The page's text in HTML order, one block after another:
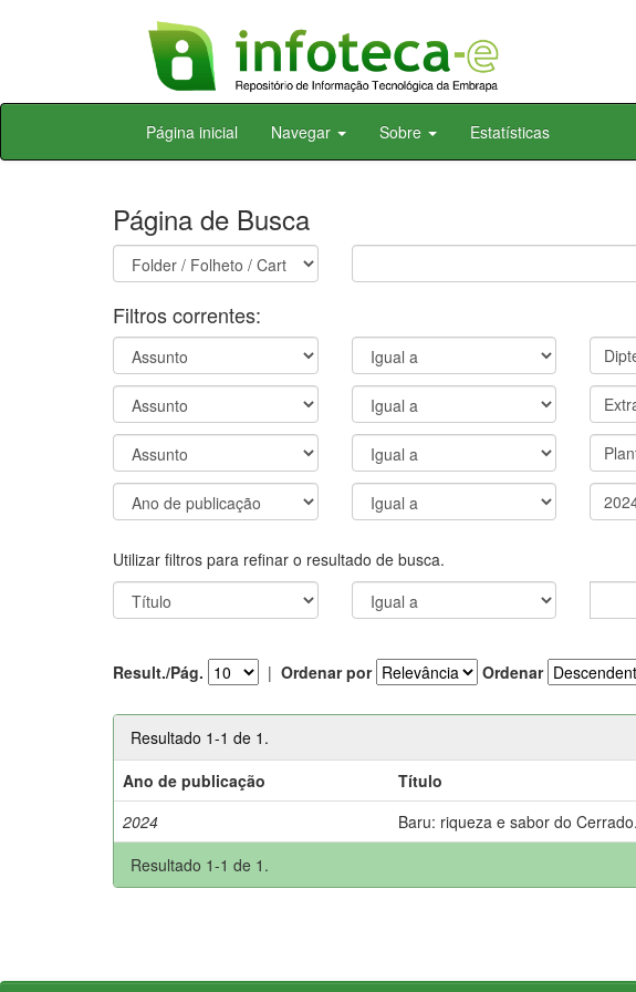
Skip
Página inicial Navegar Sobre Estatísticas
Página de Busca
Filtros correntes:
Utilizar filtros para refinar o resultado de busca.
Result./Pág. | Ordenar por Ordenar
Resultado 1-1 de 1.
Ano de publicação
Título
2024
Baru: riqueza e sabor do Cerrado.
Resultado 1-1 de 1.